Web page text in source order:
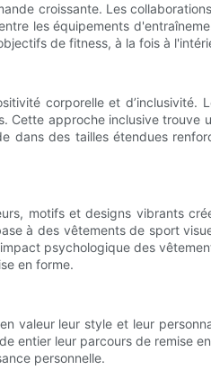
croissante. Les
les équipements
de fitness, à la fois à
corporelle et d’inclusivité.
approche inclusive trouve
des tailles étendues
motifs et designs vibrants
à des vêtements de sport
psychologique des
en forme.
valeur leur style et leur
entier leur parcours de remise
personnelle.